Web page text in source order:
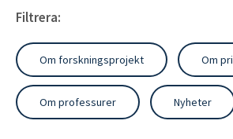
Filtrera:
Om forskningsprojekt Om
Om professurer Nyheter